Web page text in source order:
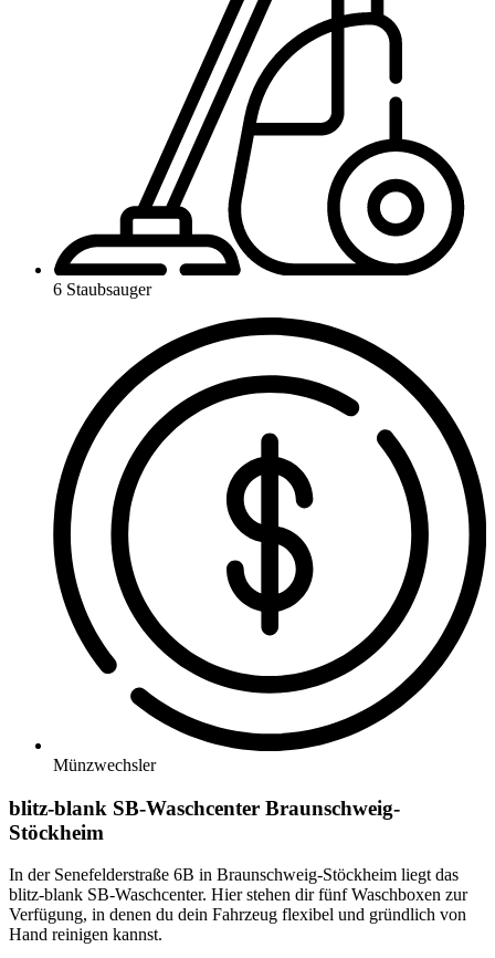
6 Staubsauger
Münzwechsler
blitz-blank SB-Waschcenter Braunschweig-
Stöckheim
In der Senefelderstraße 6B in Braunschweig-Stöckheim liegt das
blitz-blank SB-Waschcenter. Hier stehen dir fünf Waschboxen zur
Verfügung, in denen du dein Fahrzeug flexibel und gründlich von
Hand reinigen kannst.